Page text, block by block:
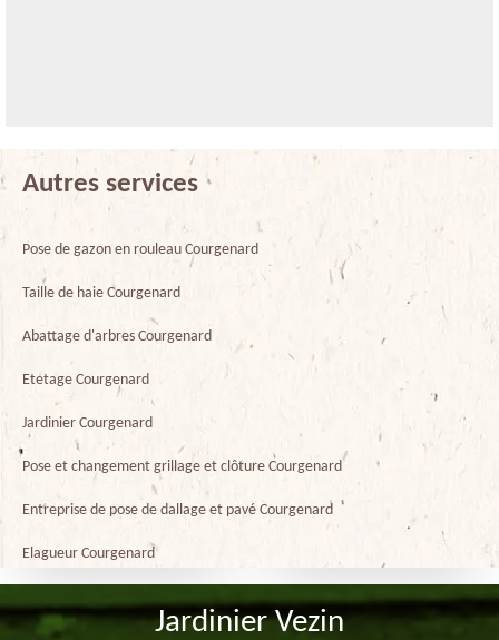
Autres services
Pose de gazon en rouleau Courgenard
Taille de haie Courgenard
Abattage d'arbres Courgenard
Etetage Courgenard
Jardinier Courgenard
Pose et changement grillage et clôture Courgenard
Entreprise de pose de dallage et pavé Courgenard
Elagueur Courgenard
Jardinier Vezin